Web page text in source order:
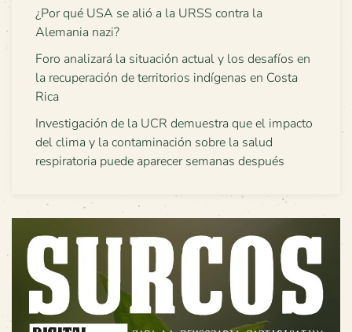
¿Por qué USA se alió a la URSS contra la
Alemania nazi?
Foro analizará la situación actual y los desafíos en
la recuperación de territorios indígenas en Costa
Rica
Investigación de la UCR demuestra que el impacto
del clima y la contaminación sobre la salud
respiratoria puede aparecer semanas después